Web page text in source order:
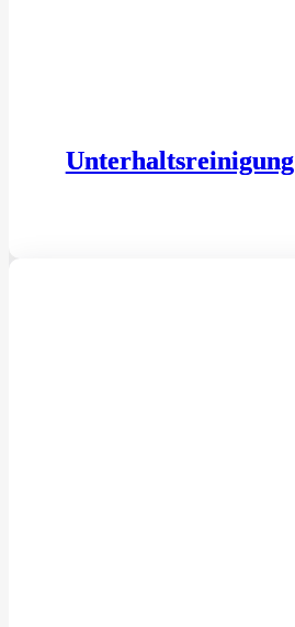
Unterhaltsreinigung